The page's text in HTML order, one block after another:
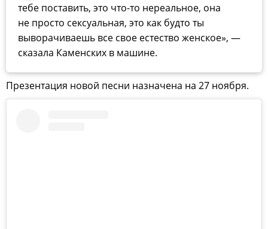
тебе поставить, это что-то нереальное, она
не просто сексуальная, это как будто ты
выворачиваешь все свое естество женское», —
сказала Каменских в машине.
Презентация новой песни назначена на 27 ноября.